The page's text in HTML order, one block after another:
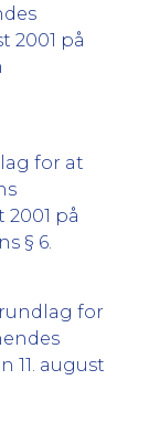
2001 på
for at
2001 på
§ 6.
for
11. august